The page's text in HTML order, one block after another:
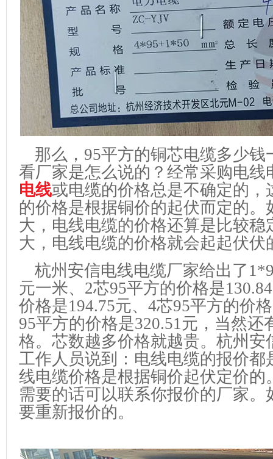
那么，95平方的铜芯电缆多少钱
看厂家是怎么说的？经常采购电线
电线或电缆的价格总是不确定的，
的价格是根据铜价的起伏而定的。
大，电线电缆的价格还算是比较稳
大，电线电缆的价格就会起起伏伏
杭州安信电线电缆厂家给出了
元一米、2芯95平方的价格是
价格是194.75元、4芯95平方的价
95平方的价格是320.51元，当然还
格。芯数越多价格就越贵。杭州安
工作人员说到：电线电缆的报价都
线电缆价格是根据铜价起伏定价的
需要的话可以联系你报价的厂家。
要重新报价的。